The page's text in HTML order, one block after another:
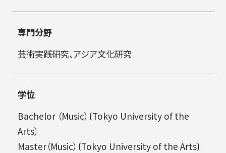
通信教育部
専門分野
芸術実践研究、アジア文化研究
学位
Bachelor （Music）〔Tokyo University of the
Arts〕
Master（Music）〔Tokyo University of the Arts〕